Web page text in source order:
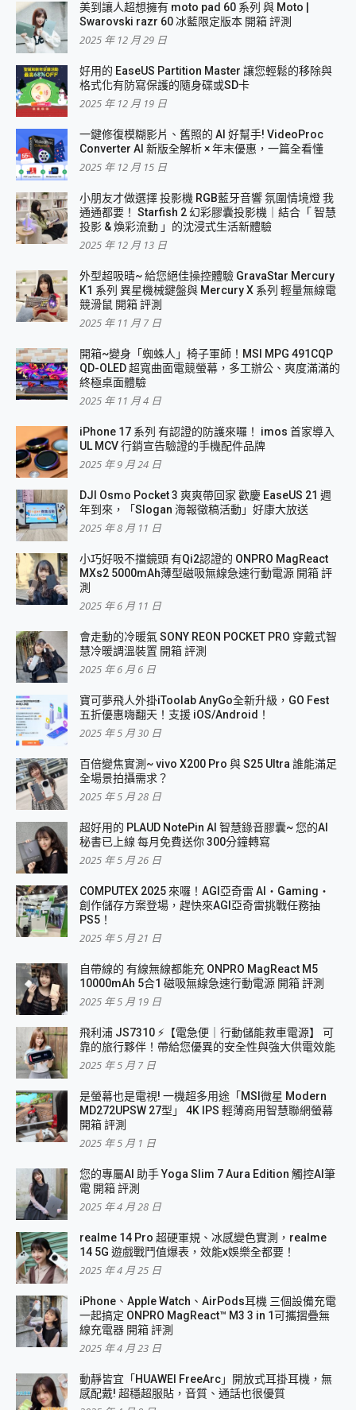
美到讓人超想擁有 moto pad 60 系列 與 Moto |
Swarovski razr 60 冰藍限定版本 開箱 評測
2025 年 12 月 29 日
好用的 EaseUS Partition Master 讓您輕鬆的移除與
格式化有防寫保護的隨身碟或SD卡
2025 年 12 月 19 日
一鍵修復模糊影片、舊照的 AI 好幫手! VideoProc
Converter AI 新版全解析 × 年末優惠，一篇全看懂
2025 年 12 月 15 日
小朋友才做選擇 投影機 RGB藍牙音響 氛圍情境燈 我
通通都要！ Starfish 2 幻彩膠囊投影機｜結合「 智慧
投影 & 煥彩流動 」的沈浸式生活新體驗
2025 年 12 月 13 日
外型超吸晴~ 給您絕佳操控體驗 GravaStar Mercury
K1 系列 異星機械鍵盤與 Mercury X 系列 輕量無線電
競滑鼠 開箱 評測
2025 年 11 月 7 日
開箱~變身「蜘蛛人」椅子軍師！MSI MPG 491CQP
QD-OLED 超寬曲面電競螢幕，多工辦公、爽度滿滿的
終極桌面體驗
2025 年 11 月 4 日
iPhone 17 系列 有認證的防護來囉！ imos 首家導入
UL MCV 行銷宣告驗證的手機配件品牌
2025 年 9 月 24 日
DJI Osmo Pocket 3 爽爽帶回家 歡慶 EaseUS 21 週
年到來，「Slogan 海報徵稿活動」好康大放送
2025 年 8 月 11 日
小巧好吸不擋鏡頭 有Qi2認證的 ONPRO MagReact
MXs2 5000mAh薄型磁吸無線急速行動電源 開箱 評
測
2025 年 6 月 11 日
會走動的冷暖氣 SONY REON POCKET PRO 穿戴式智
慧冷暖調溫裝置 開箱 評測
2025 年 6 月 6 日
寶可夢飛人外掛iToolab AnyGo全新升級，GO Fest
五折優惠嗨翻天！支援 iOS/Android！
2025 年 5 月 30 日
百倍變焦實測~ vivo X200 Pro 與 S25 Ultra 誰能滿足
全場景拍攝需求？
2025 年 5 月 28 日
超好用的 PLAUD NotePin AI 智慧錄音膠囊~ 您的AI
秘書已上線 每月免費送你 300分鐘轉寫
2025 年 5 月 26 日
COMPUTEX 2025 來囉！AGI亞奇雷 AI・Gaming・
創作儲存方案登場，趕快來AGI亞奇雷挑戰任務抽
PS5！
2025 年 5 月 21 日
自帶線的 有線無線都能充 ONPRO MagReact M5
10000mAh 5合1 磁吸無線急速行動電源 開箱 評測
2025 年 5 月 19 日
飛利浦 JS7310 ⚡【電急便｜行動儲能救車電源】 可
靠的旅行夥伴！帶給您優異的安全性與強大供電效能
2025 年 5 月 7 日
是螢幕也是電視! 一機超多用途「MSI微星 Modern
MD272UPSW 27型」 4K IPS 輕薄商用智慧聯網螢幕
開箱 評測
2025 年 5 月 1 日
您的專屬AI 助手 Yoga Slim 7 Aura Edition 觸控AI筆
電 開箱 評測
2025 年 4 月 28 日
realme 14 Pro 超硬軍規、冰感變色實測，realme
14 5G 遊戲戰鬥值爆表，效能x娛樂全都要！
2025 年 4 月 25 日
iPhone、Apple Watch、AirPods耳機 三個設備充電
一起搞定 ONPRO MagReact™ M3 3 in 1可攜摺疊無
線充電器 開箱 評測
2025 年 4 月 23 日
動靜皆宜「HUAWEI FreeArc」開放式耳掛耳機，無
感配戴! 超穩超服貼，音質、通話也很優質